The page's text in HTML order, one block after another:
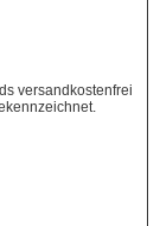
versandkostenfrei